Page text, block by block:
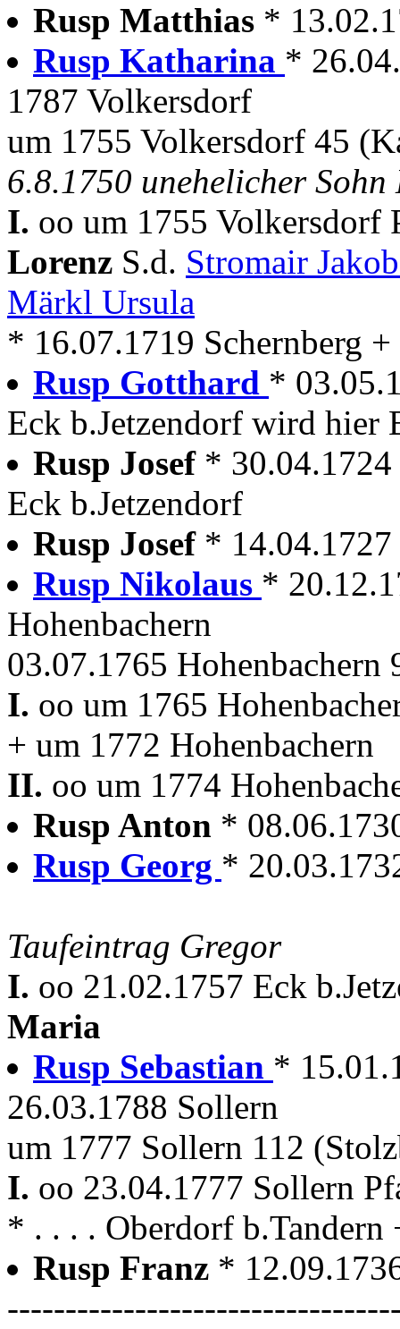
Rusp Matthias *
Rusp Katharina *
1787 Volkersdorf
um 1755 Volkersdorf 45
6.8.1750 unehelicher
I. oo um 1755 Volkersdorf
Lorenz S.d. Stromair
Märkl Ursula
* 16.07.1719 Schernberg
Rusp Gotthard *
Eck b.Jetzendorf wird hier
Rusp Josef *
Eck b.Jetzendorf
Rusp Josef * 14.04.1727
Rusp Nikolaus *
Hohenbachern
03.07.1765 Hohenbachern
I. oo um 1765
+ um 1772 Hohenbachern
II. oo um 1774
Rusp Anton *
Rusp Georg *
Taufeintrag Gregor
I. oo 21.02.1757 Eck
Maria
Rusp Sebastian *
26.03.1788 Sollern
um 1777 Sollern 112
I. oo 23.04.1777 Sollern
* . . . . Oberdorf b.Tandern
Rusp Franz *